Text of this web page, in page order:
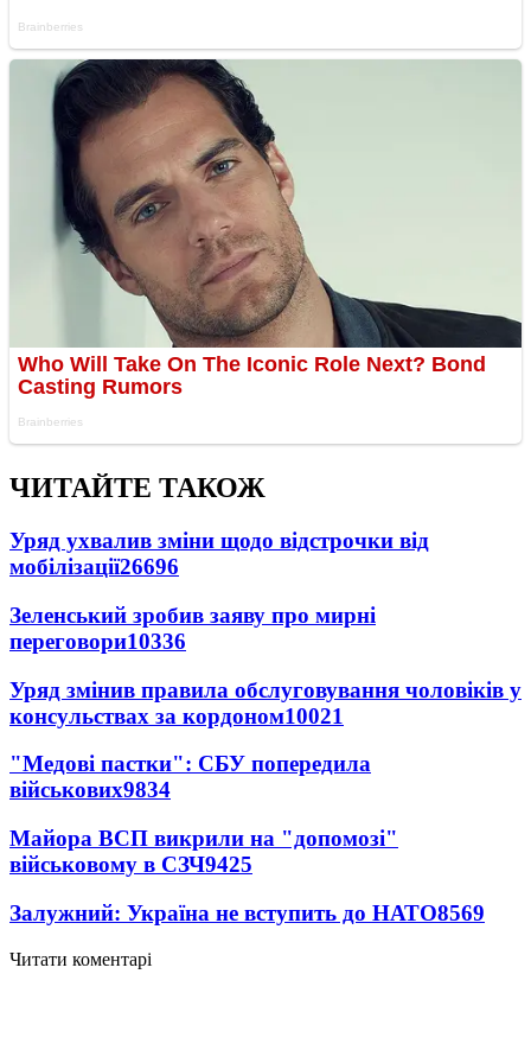
ЧИТАЙТЕ ТАКОЖ
Уряд ухвалив зміни щодо відстрочки від
мобілізації26696
Зеленський зробив заяву про мирні
переговори10336
Уряд змінив правила обслуговування чоловіків у
консульствах за кордоном10021
"Медові пастки": СБУ попередила
військових9834
Майора ВСП викрили на "допомозі"
військовому в СЗЧ9425
Залужний: Україна не вступить до НАТО8569
Читати коментарі